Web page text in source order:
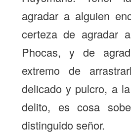
agradar a alguien
certeza de agradar
Phocas, y de
extremo de
delicado y pulcro, a
delito, es cosa
distinguido señor.